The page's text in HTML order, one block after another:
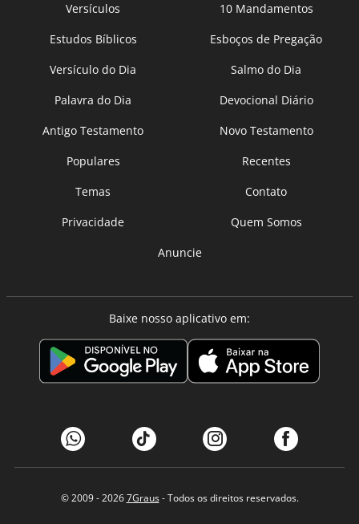
Versículos
10 Mandamentos
Estudos Bíblicos
Esboços de Pregação
Versículo do Dia
Salmo do Dia
Palavra do Dia
Devocional Diário
Antigo Testamento
Novo Testamento
Populares
Recentes
Temas
Contato
Privacidade
Quem Somos
Anuncie
Baixe nosso aplicativo em:
© 2009 - 20267Graus- Todos os direitos reservados.